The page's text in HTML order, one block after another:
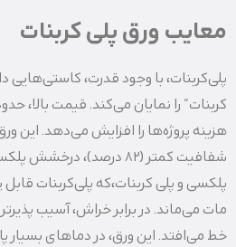
معایب ورق پلی کربنات
پلی‌کربنات، با وجود قدرت، کاستی‌هایی
هزینه پروژه‌ها را افزایش می‌دهد. این
شفافیت کمتر (82 درصد)،
پلکسی و پلی کربنات،که پلی‌کربنات
مات می‌ماند. در برابر خراش، آسیب‌
خط می‌افتد. این ورق، در دماهای